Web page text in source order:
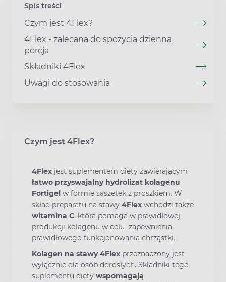
Spis treści
Czym jest 4Flex?
4Flex - zalecana do spożycia dzienna
porcja
Składniki 4Flex
Uwagi do stosowania
Czym jest 4Flex?
4Flex jest suplementem diety zawierającym
łatwo przyswajalny hydrolizat kolagenu
Fortigel w formie saszetek z proszkiem. W
skład preparatu na stawy 4Flex wchodzi także
witamina C, która pomaga w prawidłowej
produkcji kolagenu w celu zapewnienia
prawidłowego funkcjonowania chrząstki.
Kolagen na stawy 4Flex przeznaczony jest
wyłącznie dla osób dorosłych. Składniki tego
suplementu diety wspomagają